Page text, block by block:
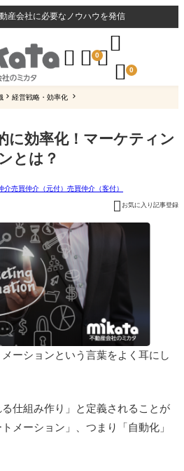
動産会社に必要なノウハウを発信
  0

 0
経営戦略・効率化
に効率化！マーケティン
とは？
介売買仲介（元付） 売買仲介（客付）
 お気に入り記事登録
ーションという言葉をよく耳にし
仕組み作り」と定義されることが
メーション」、つまり「自動化」